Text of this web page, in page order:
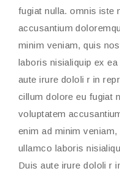
fugiat nulla. omnis iste
accusantium
minim veniam, quis
laboris nisialiquip ex
aute irure dololi r in
cillum dolore eu fugiat
voluptatem
enim ad minim
ullamco laboris
Duis aute irure dololi r